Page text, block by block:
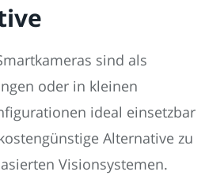
sind als
oder in kleinen
ideal einsetzbar
Alternative zu
Visionsystemen.